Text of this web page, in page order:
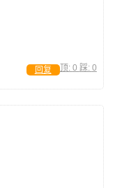
顶: 0 踩: 0
回复